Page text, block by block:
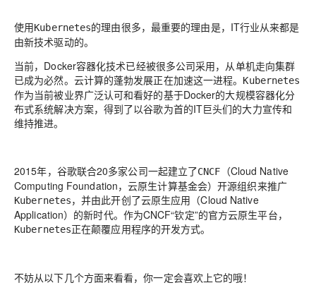
使用Kubernetes的理由很多，最重要的理由是，IT行业从来都是
由新技术驱动的。
当前，Docker容器化技术已经被很多公司采用，从单机走向集群
已成为必然。云计算的蓬勃发展正在加速这一进程。
Kubernetes
作为当前被业界广泛认可和看好的基于Docker的大规模容器化分
布式系统解决方案，得到了以谷歌为首的IT巨头们的大力宣传和
维持推进。
2015年，谷歌联合20多家公司一起建立了CNCF
（Cloud Native
Computing Foundation，云原生计算基金会）开源组织来推广
Kubernetes，并由此开创了云原生应用（Cloud Native
Application）的新时代。作为CNCF“钦定”的官方云原生平台，
Kubernetes正在颠覆应用程序的开发方式。
不妨从以下几个方面来看看，你一定会喜欢上它的哦！